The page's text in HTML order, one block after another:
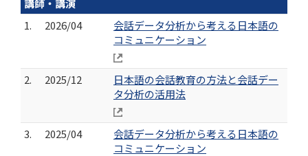
講師・講演
1.
2026/04
会話データ分析から考える日本語の
コミュニケーション
2. 2025/12
日本語の会話教育の方法と会話デー
タ分析の活用法
3. 2025/04
会話データ分析から考える日本語の
コミュニケーション